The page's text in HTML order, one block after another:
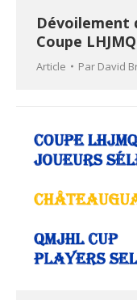
Dévoilement
Coupe
Article Par David